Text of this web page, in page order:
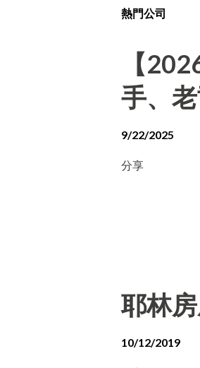
熱門公司
【
手、
9/22/2025
分享
耶林
10/12/2019